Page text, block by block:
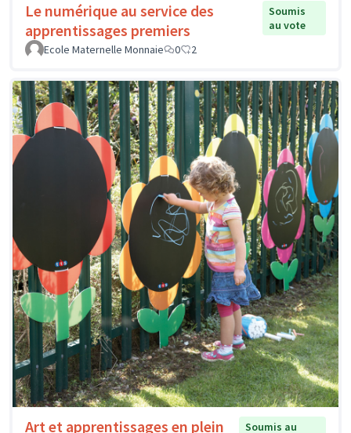
Le numérique au service des
apprentissages premiers
Soumis
au vote
Ecole Maternelle Monnaie
0 2
Art et apprentissages en plein
Soumis au